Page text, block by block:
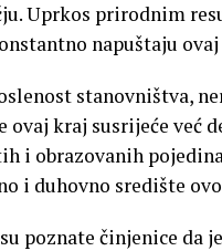
Uprkos prirodnim
napuštaju
stanovništva,
ovaj kraj susrijeće već
i obrazovanih
i duhovno središte
poznate činjenice da